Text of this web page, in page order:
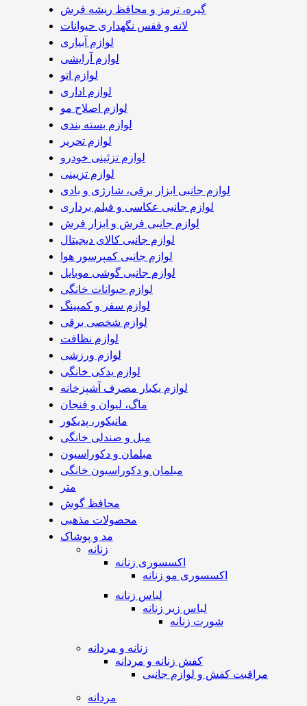
گیره، ترمز و محافظ ریشه فرش
لانه و قفس نگهداری حیوانات
لوازم آبیاری
لوازم آرایشی
لوازم اتو
لوازم اداری
لوازم اصلاح مو
لوازم بسته بندی
لوازم تحریر
لوازم تزئینی خودرو
لوازم تزیینی
لوازم جانبی ابزار برقی، شارژی و بادی
لوازم جانبی عکاسی و فیلم برداری
لوازم جانبی فرش و ابزار فرش
لوازم جانبی کالای دیجیتال
لوازم جانبی کمپرسور هوا
لوازم جانبی گوشی موبایل
لوازم حیوانات خانگی
لوازم سفر و کمپینگ
لوازم شخصی برقی
لوازم نظافت
لوازم ورزشی
لوازم یدکی خانگی
لوازم یکبار مصرف آشپزخانه
ماگ، لیوان و فنجان
مانیکور، پدیکور
مبل و صندلی خانگی
مبلمان و دکوراسیون
مبلمان و دکوراسیون خانگی
متر
محافظ گوش
محصولات مذهبی
مد و پوشاک
زنانه
اکسسوری زنانه
اکسسوری مو زنانه
لباس زنانه
لباس زیر زنانه
شورت زنانه
زنانه و مردانه
کفش زنانه و مردانه
مراقبت کفش و لوازم جانبی
مردانه